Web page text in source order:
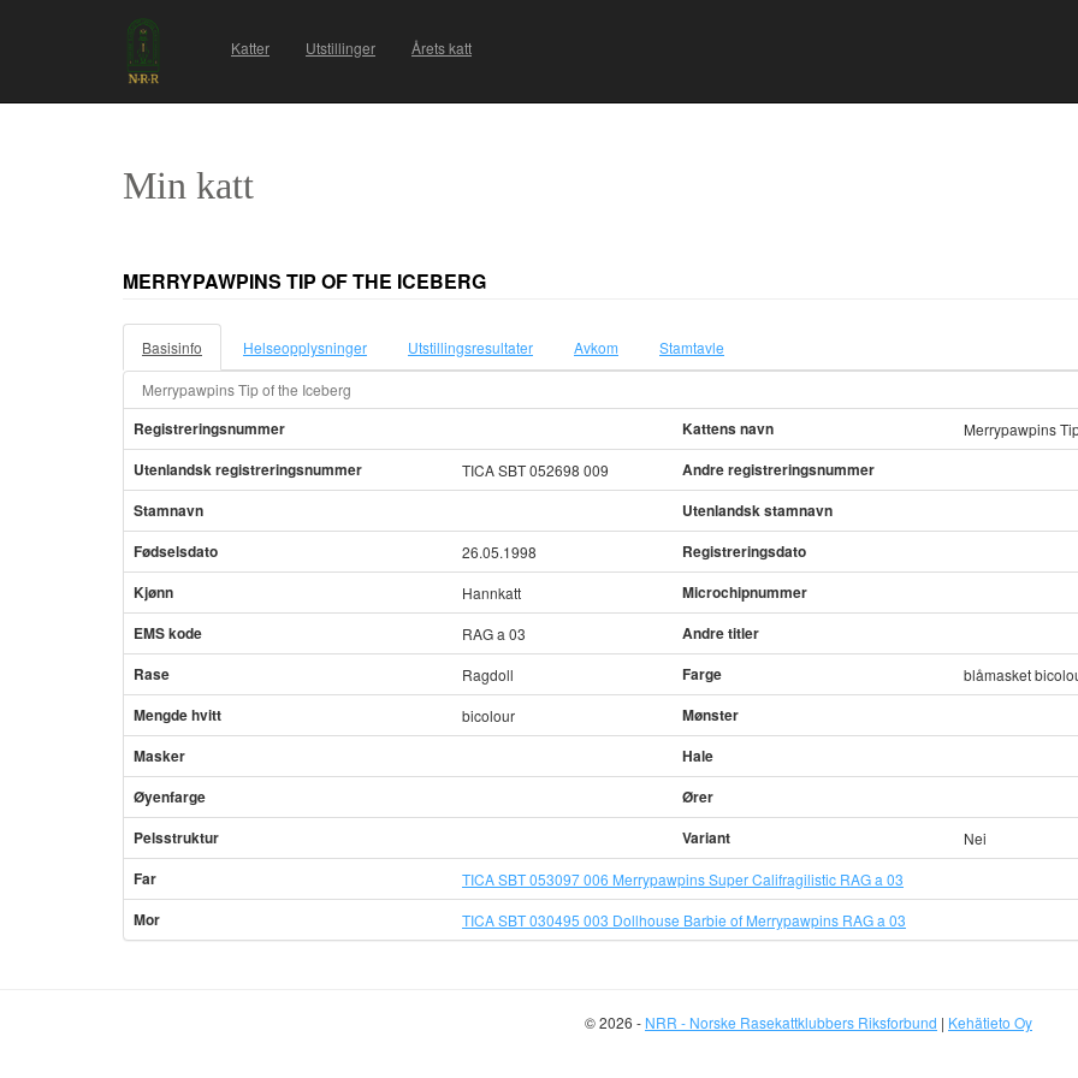
Katter Utstillinger Årets katt
Min katt
MERRYPAWPINS TIP OF THE ICEBERG
Basisinfo Helseopplysninger Utstillingsresultater Avkom Stamtavle
Merrypawpins Tip of the Iceberg
Registreringsnummer Kattens navn Merrypawpins
Utenlandsk registreringsnummer TICA SBT 052698 009
Andre registreringsnummer
Stamnavn
Utenlandsk stamnavn
Fødselsdato
26.05.1998
Registreringsdato
Kjønn
Hannkatt
Microchipnummer
EMS kode
RAG a 03
Andre titler
Rase
Ragdoll Farge blåmasket
Mengde hvitt bicolour
Mønster
Masker
Hale
Øyenfarge
Ører
Pelsstruktur
Variant Nei
Far TICA SBT 053097 006 Merrypawpins Super Califragilistic RAG a 03
Mor TICA SBT 030495 003 Dollhouse Barbie of Merrypawpins RAG a 03
© 2026 - NRR - Norske Rasekattklubbers Riksforbund | Kehätieto Oy